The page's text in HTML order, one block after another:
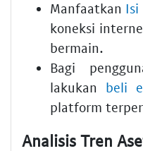
Manfaatkan Isi
koneksi
bermain.
Bagi
lakukan beli
platform
Analisis Tren